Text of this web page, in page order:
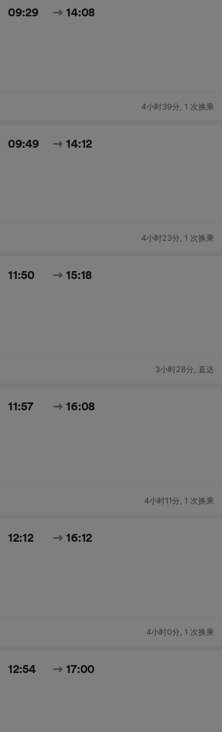
09:29 14:08
4小时39分, 1 次换乘
09:49 14:12
4小时23分, 1 次换乘
11:50 15:18
3小时28分, 直达
11:57 16:08
4小时11分, 1 次换乘
12:12 16:12
4小时0分, 1 次换乘
12:54 17:00